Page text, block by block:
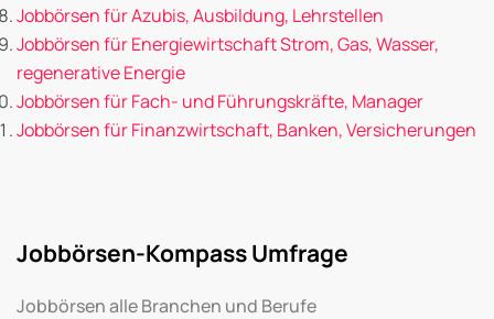
Jobbörsen für Azubis, Ausbildung, Lehrstellen
Jobbörsen für Energiewirtschaft Strom, Gas, Wasser,
regenerative Energie
Jobbörsen für Fach- und Führungskräfte, Manager
Jobbörsen für Finanzwirtschaft, Banken, Versicherungen
Jobbörsen-Kompass Umfrage
Jobbörsen alle Branchen und Berufe